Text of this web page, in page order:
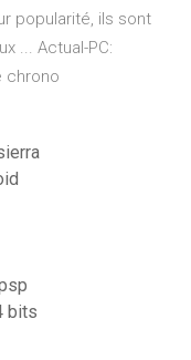
popularité, ils sont
... Actual-PC:
chrono
bits